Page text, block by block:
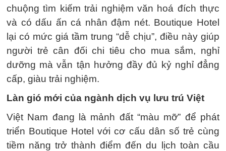
chuộng tìm kiếm trải nghiệm văn hoá đích thực
và có dấu ấn cá nhân đậm nét. Boutique Hotel
lại có mức giá tầm trung “dễ chịu”, điều này giúp
người trẻ cân đối chi tiêu cho mua sắm, nghỉ
dưỡng mà vẫn tận hưởng đầy đủ kỷ nghỉ đẳng
cấp, giàu trải nghiệm.
Làn gió mới của ngành dịch vụ lưu trú Việt
Việt Nam đang là mảnh đất “màu mỡ” để phát
triển Boutique Hotel với cơ cấu dân số trẻ cùng
tiềm năng trở thành điểm đến du lịch toàn cầu